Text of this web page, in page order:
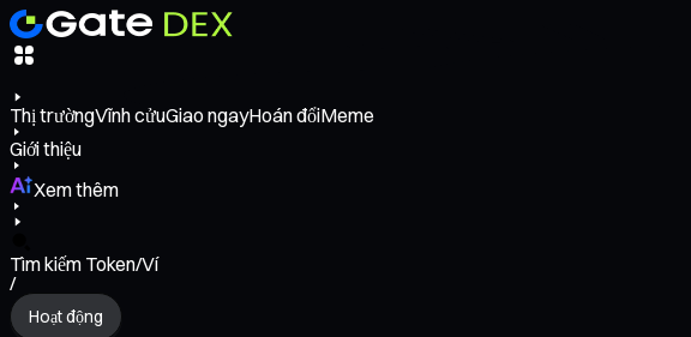
Thị trườngVĩnh cửuGiao ngayHoán đổiMeme
Giới thiệu
Xem thêm
Tìm kiếm Token/Ví
/
Hoạt động